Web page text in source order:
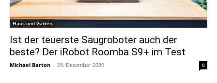
Haus und Garten
Ist der teuerste Saugroboter auch der
beste? Der iRobot Roomba S9+ im Test
Michael Barton - 29. Dezember 2020 0